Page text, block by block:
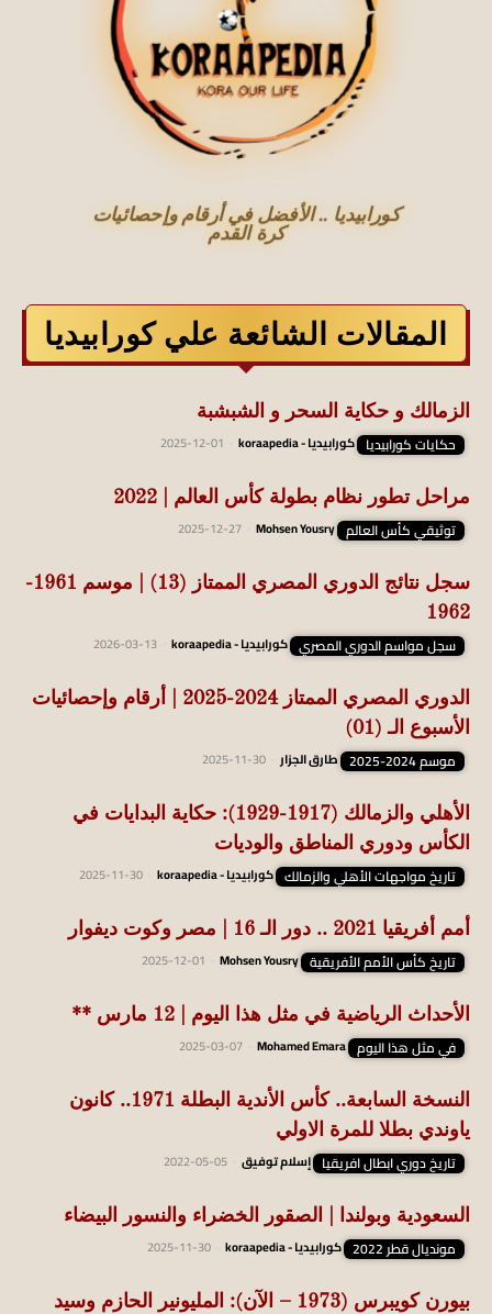
كورابيديا .. الأفضل في أرقام وإحصائيات
كرة القدم
المقالات الشائعة علي كورابيديا
الزمالك و حكاية السحر و الشبشبة
حكايات كورابيديا كورابيديا - koraapedia 2025-12-01
مراحل تطور نظام بطولة كأس العالم | 2022
توثيقي كأس العالم Mohsen Yousry
2025-12-27
سجل نتائج الدوري المصري الممتاز (13) | موسم 1961-
1962
سجل مواسم الدوري المصري كورابيديا - koraapedia 2026-03-13
الدوري المصري الممتاز 2024-2025 | أرقام وإحصائيات
الأسبوع الـ (01)
موسم 2024-2025 طارق الجزار 2025-11-30
الأهلي والزمالك (1917-1929): حكاية البدايات في
الكأس ودوري المناطق والوديات
تاريخ مواجهات الأهلي والزمالك كورابيديا - koraapedia 2025-11-30
أمم أفريقيا 2021 .. دور الـ 16 | مصر وكوت ديفوار
تاريخ كأس الأمم الأفريقية Mohsen Yousry
2025-12-01
الأحداث الرياضية في مثل هذا اليوم | 12 مارس **
في مثل هذا اليوم Mohamed Emara
2025-03-07
النسخة السابعة.. كأس الأندية البطلة 1971.. كانون
ياوندي بطلا للمرة الاولي
تاريخ دوري ابطال افريقيا إسلام توفيق 2022-05-05
السعودية وبولندا | الصقور الخضراء والنسور البيضاء
مونديال قطر 2022 كورابيديا - koraapedia 2025-11-30
بيورن كويبرس (1973 – الآن): المليونير الحازم وسيد